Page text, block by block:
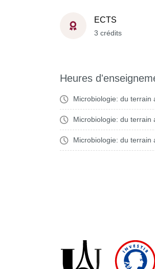
ECTS
3 crédits
Heures
Microbiologie: du terrain
Microbiologie: du terrain
Microbiologie: du terrain